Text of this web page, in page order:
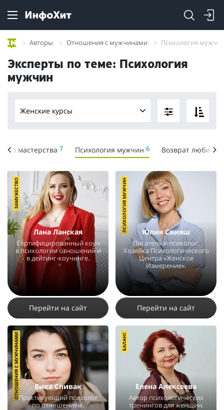
Авторы Отношения с мужчинами Психология
Эксперты по теме: Психология
мужчин
Женские курсы
мастерства 7 Психология мужчин 6 Возврат
Лана Ланская
Сертифицированный коуч
в психологии отношений и
в дейтинг-коучинге.
19788
ЗАМУЖЕСТВО
Перейти на сайт
Юлия Свияш
Писатель и психолог.
Хозяйка Психологического
Центра «Женское
Измерение».
ПСИХОЛОГИЯ МУЖЧИН
Перейти на сайт
Вика Спивак
Практикующий психолог
по отношениям.
ОТНОШЕНИЯ С МУЖЧИНАМИ Елена Алексеева
Автор психологических
тренингов для женщин.
БАЛАНС